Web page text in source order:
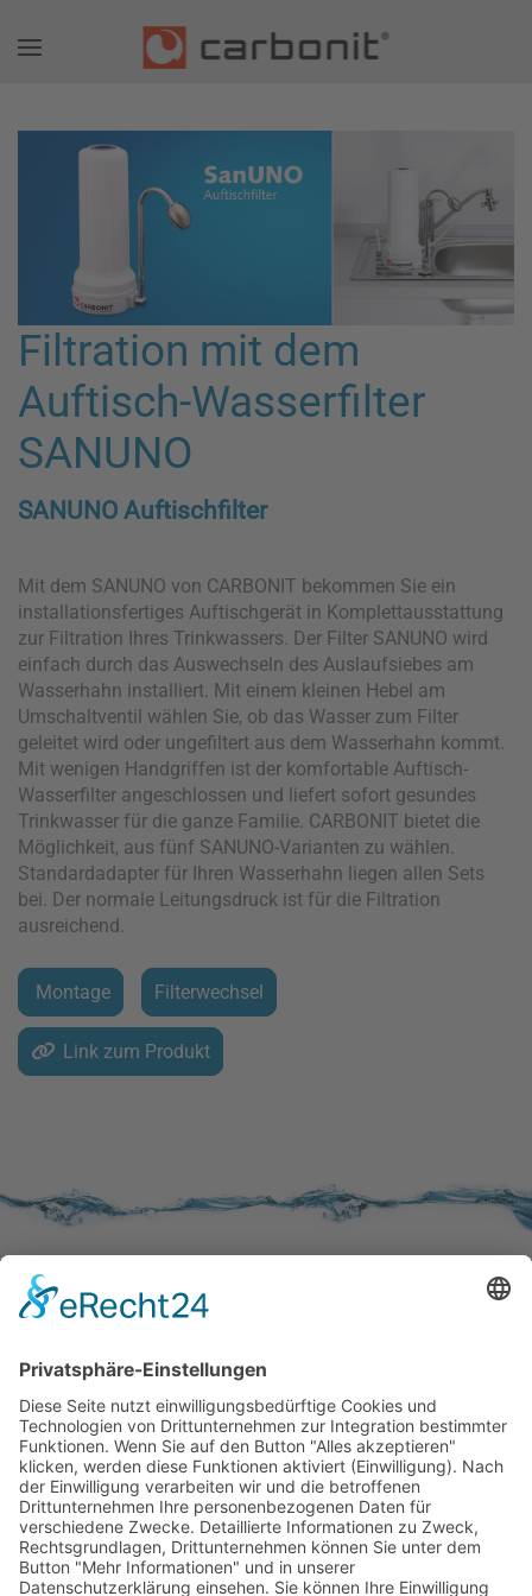
Filtration mit dem
Auftisch-Wasserfilter
SANUNO
SANUNO Auftischfilter
Mit dem SANUNO von CARBONIT bekommen Sie ein
installationsfertiges Auftischgerät in Komplettausstattung
zur Filtration Ihres Trinkwassers. Der Filter SANUNO wird
einfach durch das Auswechseln des Auslaufsiebes am
Wasserhahn installiert. Mit einem kleinen Hebel am
Umschaltventil wählen Sie, ob das Wasser zum Filter
geleitet wird oder ungefiltert aus dem Wasserhahn kommt.
Mit wenigen Handgriffen ist der komfortable Auftisch-
Wasserfilter angeschlossen und liefert sofort gesundes
Trinkwasser für die ganze Familie. CARBONIT bietet die
Möglichkeit, aus fünf SANUNO-Varianten zu wählen.
Standardadapter für Ihren Wasserhahn liegen allen Sets
bei. Der normale Leitungsdruck ist für die Filtration
ausreichend.
Montage Filterwechsel
Link zum Produkt
SERVICE
Kundenzufriedenheit
WISSENSWERTES
Broschüren
Aktivkohle
Wer filtert was
Zertifizierungen
KONTAKT
Kontaktformular